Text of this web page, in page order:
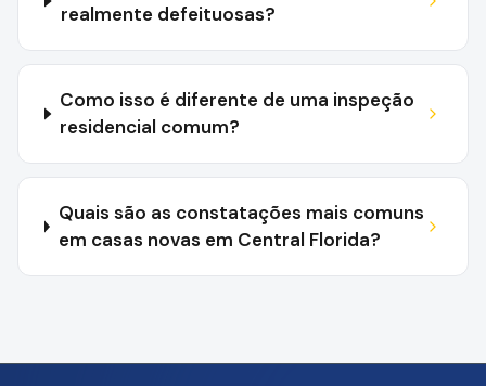
realmente defeituosas?
Como isso é diferente de uma inspeção
residencial comum?
Quais são as constatações mais comuns
em casas novas em Central Florida?